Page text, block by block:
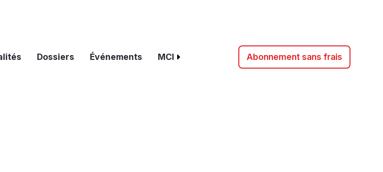
Dossiers Événements MCI Abonnement sans frais